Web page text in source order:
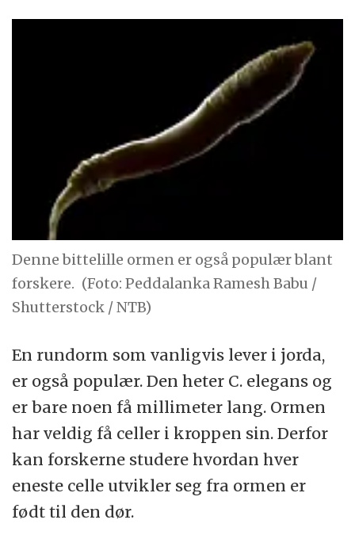
Denne bittelille ormen er også populær blant
forskere. (Foto: Peddalanka Ramesh Babu /
Shutterstock / NTB)
En rundorm som vanligvis lever i jorda,
er også populær. Den heter C. elegans og
er bare noen få millimeter lang. Ormen
har veldig få celler i kroppen sin. Derfor
kan forskerne studere hvordan hver
eneste celle utvikler seg fra ormen er
født til den dør.